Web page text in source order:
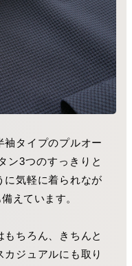
袖タイプのプルオー
ン3つのすっきりと
に気軽に着られなが
えています。
ちろん、きちんと
ジュアルにも取り